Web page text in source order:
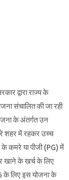
द्वारा राज्य के
संचालित की जा रही
के अंतर्गत उन
शहर में रहकर उच्च
कमरे या पीजी (PG) में
खाने के खर्च के लिए
के लिए इस योजना के